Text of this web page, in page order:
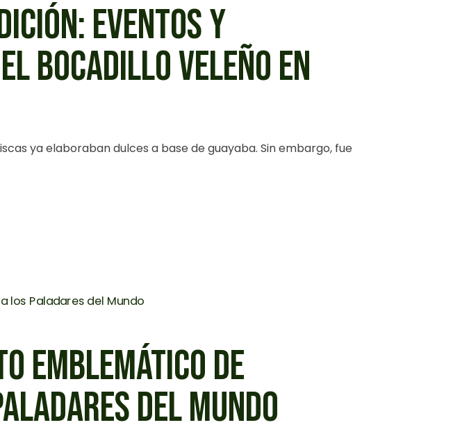
EVENTOS Y
BOCADILLO VELEÑO EN
ya elaboraban dulces a base de guayaba. Sin embargo, fue
EMBLEMÁTICO DE
DEL MUNDO